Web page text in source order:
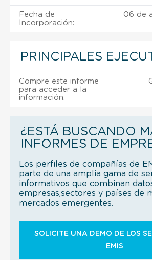
Fecha de
Incorporación:
06 de
PRINCIPALES
Compre este informe
para acceder a la
información.
¿ESTÁ BUSCANDO
INFORMES DE
Los perfiles de compañías de
parte de una amplia gama de
informativos que combinan
empresas,sectores y países de
mercados emergentes.
SOLICITE UNA DEMO DE LOS
EMIS